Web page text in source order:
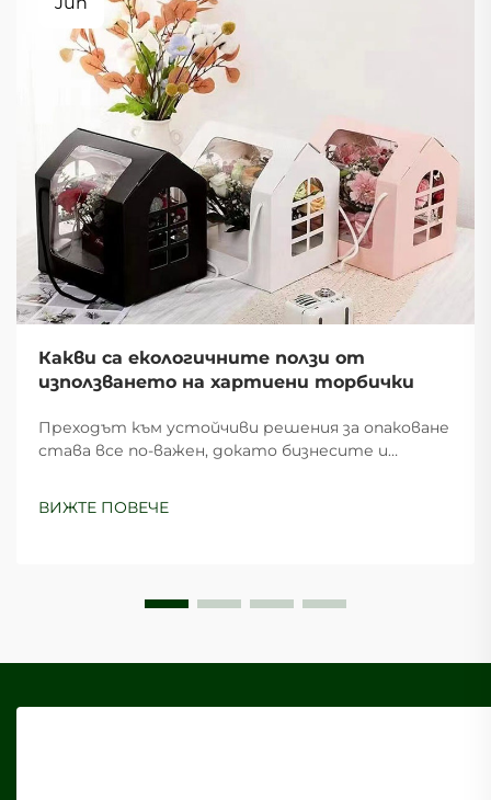
Какви са екологичните ползи от
използването на хартиени торбички
Преходът към устойчиви решения за опаковане
става все по-важен, докато бизнесите и
торбички се превърнаха в водеща
ВИЖТЕ ПОВЕЧЕ